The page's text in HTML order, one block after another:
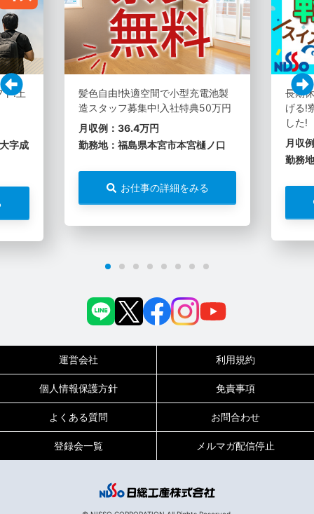
0120-717-450
平日9:00～19:00（土日祝は18:00まで）
ト!土
字成
髪色自由!快適空間で小型充電池製
造スタッフ募集中!入社特典50万円
月収例：36.4万円
勤務地：福島県本宮市本宮樋ノ口
お仕事の詳細をみる
長期
げる!
した!
月収
勤務
運営会社 利用規約
個人情報保護方針 免責事項
よくある質問 お問合わせ
登録会一覧 メルマガ配信停止